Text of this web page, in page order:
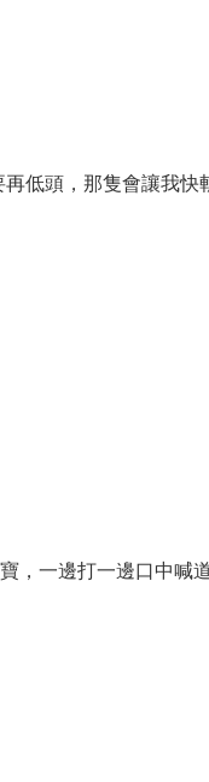
低頭，那隻會讓我快
一邊打一邊口中喊